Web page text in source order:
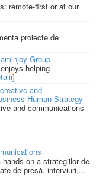
remote-first or at our
proiecte de
Group
helping
and
Human Strategy
and communications
on a strategiilor de
de presă, interviuri,...